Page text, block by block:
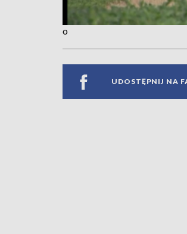
o
UDOSTĘPNIJ NA